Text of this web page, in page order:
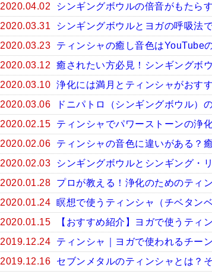
2020.04.02
シンギングボウルの倍音がもたら
2020.03.31
シンギングボウルとヨガの呼吸法
2020.03.23
ティンシャの癒し音色はYouTube
2020.03.12
癒されたい方必見！シンギングボ
2020.03.10 浄化には満月とティンシャがおす
2020.03.06
ドニパトロ（シンギングボウル）
2020.02.15
ティンシャでパワーストーンの浄
2020.02.06
ティンシャの音色に違いがある？
2020.02.03
シンギングボウルとシンギング・
2020.01.28
プロが教える！浄化のためのティ
2020.01.24 瞑想で使うティンシャ（チベタン
2020.01.15
【おすすめ紹介】ヨガで使うティ
2019.12.24
ティンシャ｜ヨガで使われるチー
2019.12.16
セブンメタルのティンシャとは？